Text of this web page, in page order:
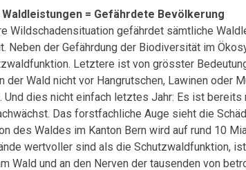
= Gefährdete Bevölkerung
Wildschadensituation gefährdet sämtliche
Neben der Gefährdung der Biodiversität im
Letztere ist von grösster
der Wald nicht vor Hangrutschen, Lawinen oder
Und dies nicht einfach letztes Jahr: Es ist
Das forstfachliche Auge sieht die
des Waldes im Kanton Bern wird auf rund 10
wertvoller sind als die Schutzwaldfunktion,
Wald und an den Nerven der tausenden von